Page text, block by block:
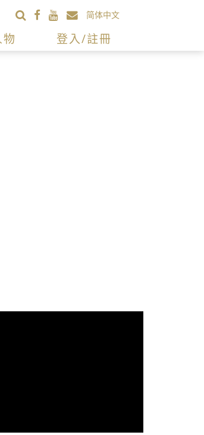
简体中文
物 登入/註冊